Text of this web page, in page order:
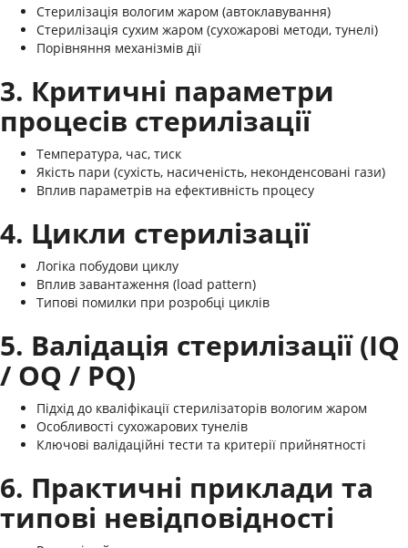
Стерилізація вологим жаром (автоклавування)
Стерилізація сухим жаром (сухожарові методи, тунелі)
Порівняння механізмів дії
3. Критичні параметри
процесів стерилізації
Температура, час, тиск
Якість пари (сухість, насиченість, неконденсовані гази)
Вплив параметрів на ефективність процесу
4. Цикли стерилізації
Логіка побудови циклу
Вплив завантаження (load pattern)
Типові помилки при розробці циклів
5. Валідація стерилізації (IQ
/ OQ / PQ)
Підхід до кваліфікації стерилізаторів вологим жаром
Особливості сухожарових тунелів
Ключові валідаційні тести та критерії прийнятності
6. Практичні приклади та
типові невідповідності